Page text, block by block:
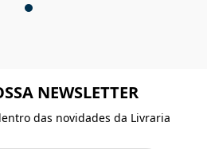
NEWSLETTER
das novidades da Livraria